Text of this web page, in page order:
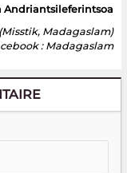
Andriantsileferintsoa
Madagaslam)
: Madagaslam